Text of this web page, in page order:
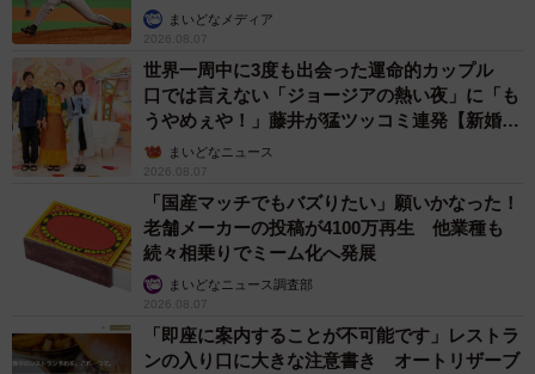
か」まいどなメディア
2026.08.07
世界一周中に3度も出会った運命的カップル
口では言えない「ジョージアの熱い夜」に「も
うやめぇや！」藤井が猛ツッコミ連発【新婚さ
ん】まいどなニュース
2026.08.07
「国産マッチでもバズりたい」願いかなった！
老舗メーカーの投稿が4100万再生 他業種も
続々相乗りでミーム化へ発展
まいどなニュース調査部
2026.08.07
「即座に案内することが不可能です」レストラ
ンの入り口に大きな注意書き オートリザーブ